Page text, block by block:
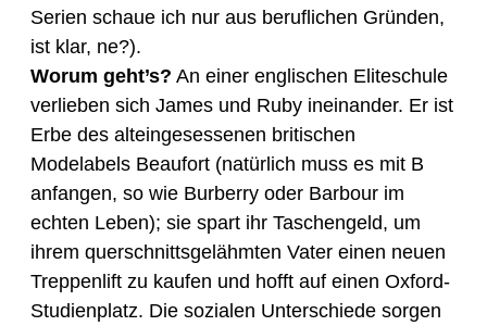
Serien schaue ich nur aus beruflichen Gründen,
ist klar, ne?).
Worum geht’s? An einer englischen Eliteschule
verlieben sich James und Ruby ineinander. Er ist
Erbe des alteingesessenen britischen
Modelabels Beaufort (natürlich muss es mit B
anfangen, so wie Burberry oder Barbour im
echten Leben); sie spart ihr Taschengeld, um
ihrem querschnittsgelähmten Vater einen neuen
Treppenlift zu kaufen und hofft auf einen Oxford-
Studienplatz. Die sozialen Unterschiede sorgen